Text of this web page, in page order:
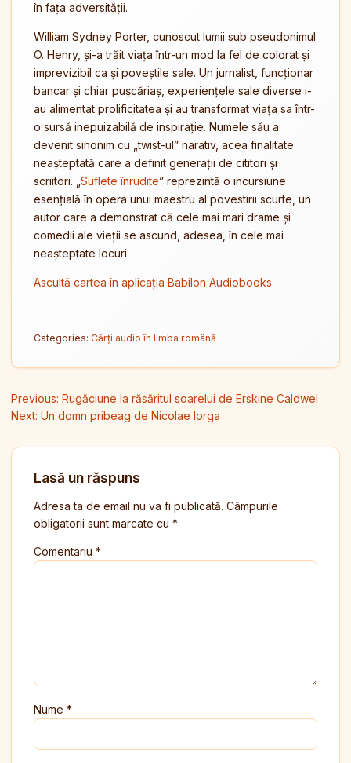
în fața adversității.
William Sydney Porter, cunoscut lumii sub pseudonimul
O. Henry, și-a trăit viața într-un mod la fel de colorat și
imprevizibil ca și poveștile sale. Un jurnalist, funcționar
bancar și chiar pușcăriaș, experiențele sale diverse i-
au alimentat prolificitatea și au transformat viața sa într-
o sursă inepuizabilă de inspirație. Numele său a
devenit sinonim cu „twist-ul” narativ, acea finalitate
neașteptată care a definit generații de cititori și
scriitori. „ Suflete înrudite” reprezintă o incursiune
esențială în opera unui maestru al povestirii scurte, un
autor care a demonstrat că cele mai mari drame și
comedii ale vieții se ascund, adesea, în cele mai
neașteptate locuri.
Ascultă cartea în aplicația Babilon Audiobooks
Categories: Cărți audio în limba română
Navigare în articole
Previous: Rugăciune la răsăritul soarelui de Erskine Caldwel
Next: Un domn pribeag de Nicolae Iorga
Lasă un răspuns
Adresa ta de email nu va fi publicată. Câmpurile
obligatorii sunt marcate cu *
Comentariu *
Nume *